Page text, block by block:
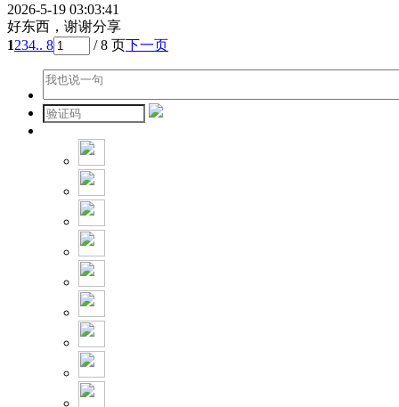
2026-5-19 03:03:41
好东西，谢谢分享
1234.. 8 / 8 页下一页